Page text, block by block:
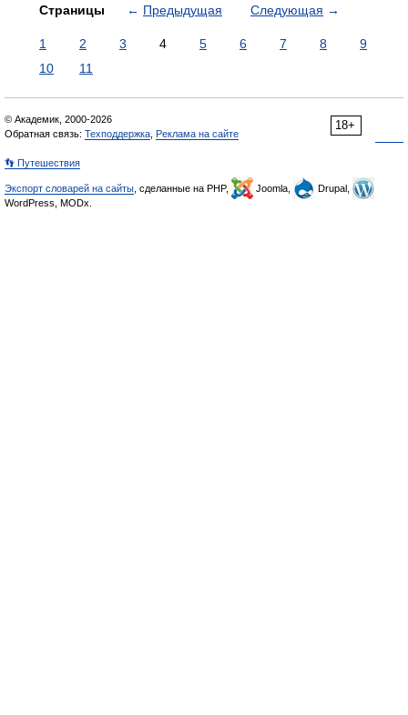
Страницы ← Предыдущая Следующая →
1 2 3 4 5 6 7 8
9
10
11
18+
© Академик, 2000-2026
Обратная связь: Техподдержка Реклама на сайте
👣 Путешествия
Экспорт словарей на сайты , сделанные на PHP, Joomla,
Drupal,
WordPress, MODx.